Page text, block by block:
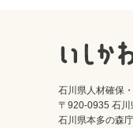
石川県人材確保
〒920-0935 石
石川県本多の森